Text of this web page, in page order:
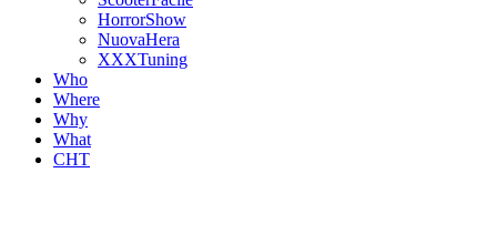
HorrorShow
NuovaHera
XXXTuning
Who
Where
Why
What
CHT